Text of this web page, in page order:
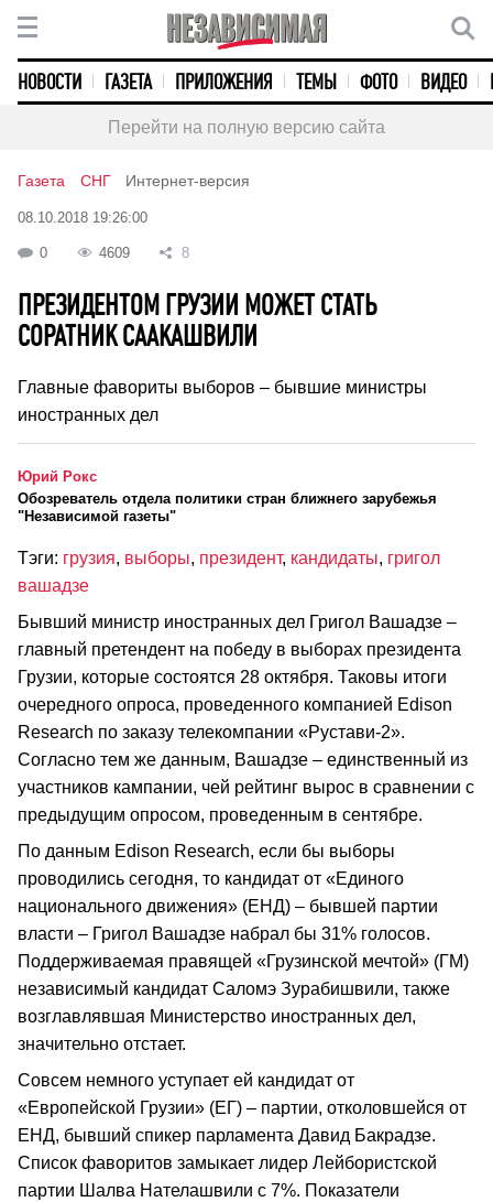
НОВОСТИ ГАЗЕТА ПРИЛОЖЕНИЯ ТЕМЫ ФОТО ВИДЕО
Перейти на полную версию сайта
Газета СНГ Интернет-версия
08.10.2018 19:26:00
0 4609 8
ПРЕЗИДЕНТОМ ГРУЗИИ МОЖЕТ СТАТЬ
СОРАТНИК СААКАШВИЛИ
Главные фавориты выборов – бывшие министры
иностранных дел
Юрий Рокс
Обозреватель отдела политики стран ближнего зарубежья
"Независимой газеты"
Тэги: грузия, выборы, президент, кандидаты, григол
вашадзе
Бывший министр иностранных дел Григол Вашадзе –
главный претендент на победу в выборах президента
Грузии, которые состоятся 28 октября. Таковы итоги
очередного опроса, проведенного компанией Edison
Research по заказу телекомпании «Рустави-2».
Согласно тем же данным, Вашадзе – единственный из
участников кампании, чей рейтинг вырос в сравнении с
предыдущим опросом, проведенным в сентябре.
По данным Edison Research, если бы выборы
проводились сегодня, то кандидат от «Единого
национального движения» (ЕНД) – бывшей партии
власти – Григол Вашадзе набрал бы 31% голосов.
Поддерживаемая правящей «Грузинской мечтой» (ГМ)
независимый кандидат Саломэ Зурабишвили, также
возглавлявшая Министерство иностранных дел,
значительно отстает.
Совсем немного уступает ей кандидат от
«Европейской Грузии» (ЕГ) – партии, отколовшейся от
ЕНД, бывший спикер парламента Давид Бакрадзе.
Список фаворитов замыкает лидер Лейбористской
партии Шалва Нателашвили с 7%. Показатели